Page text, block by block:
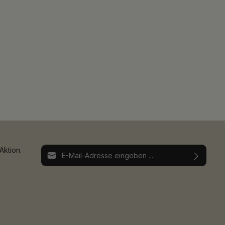
E-Mail-Adresse*